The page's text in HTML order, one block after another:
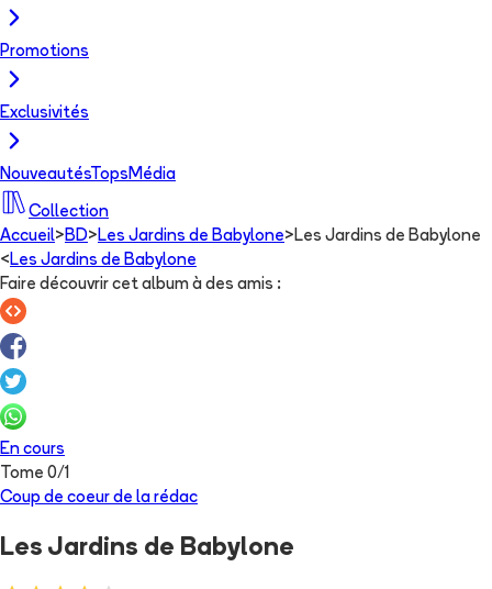
Promotions
Exclusivités
NouveautésTops Média
Collection
Accueil> BD> Les Jardins de Babylone> Les Jardins de Babylone
< Les Jardins de Babylone
Faire découvrir cet album à des amis :
En cours
Tome 0/1
Coup de coeur de la rédac
Les Jardins de Babylone